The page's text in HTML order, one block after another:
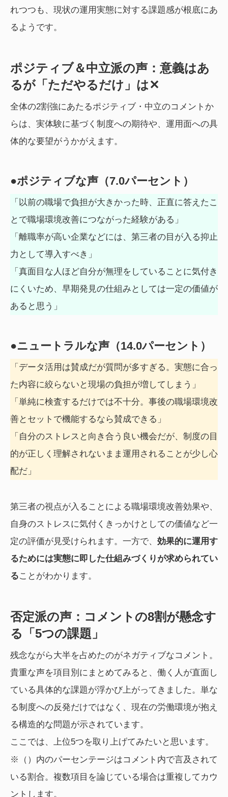
れつつも、現状の運用実態に対する課題感が根底にあ
るようです。
ポジティブ＆中立派の声：意義はあ
るが「ただやるだけ」は✕
全体の2割強にあたるポジティブ・中立のコメントか
らは、実体験に基づく制度への期待や、運用面への具
体的な要望がうかがえます。
●ポジティブな声（7.0パーセント）
「以前の職場で負担が大きかった時、正直に答えたこ
とで職場環境改善につながった経験がある」
「離職率が高い企業などには、第三者の目が入る抑止
力として導入すべき」
「真面目な人ほど自分が無理をしていることに気付き
にくいため、早期発見の仕組みとしては一定の価値が
あると思う」
●ニュートラルな声（14.0パーセント）
「データ活用は賛成だが質問が多すぎる。実態に合っ
た内容に絞らないと現場の負担が増してしまう」
「単純に検査するだけでは不十分。事後の職場環境改
善とセットで機能するなら賛成できる」
「自分のストレスと向き合う良い機会だが、制度の目
的が正しく理解されないまま運用されることが少し心
配だ」
第三者の視点が入ることによる職場環境改善効果や、
自身のストレスに気付くきっかけとしての価値など一
定の評価が見受けられます。一方で、 効果的に運用す
るためには実態に即した仕組みづくりが求められてい
ることがわかります。
否定派の声：コメントの8割が懸念す
る「5つの課題」
残念ながら大半を占めたのがネガティブなコメント。
貴重な声を項目別にまとめてみると、働く人が直面し
ている具体的な課題が浮かび上がってきました。単な
る制度への反発だけではなく、現在の労働環境が抱え
る構造的な問題が示されています。
ここでは、上位5つを取り上げてみたいと思います。
※（）内のパーセンテージはコメント内で言及されて
いる割合。複数項目を論じている場合は重複してカウ
ントします。